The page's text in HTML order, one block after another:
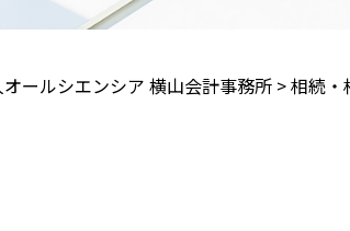
ールシエンシア 横山会計事務所 >相続・